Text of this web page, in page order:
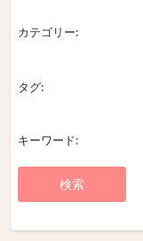
カテゴリー:
タグ:
キーワード: